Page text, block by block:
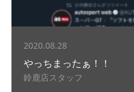
2020.08.28
やっちまったぁ！！
鈴鹿店スタッフ